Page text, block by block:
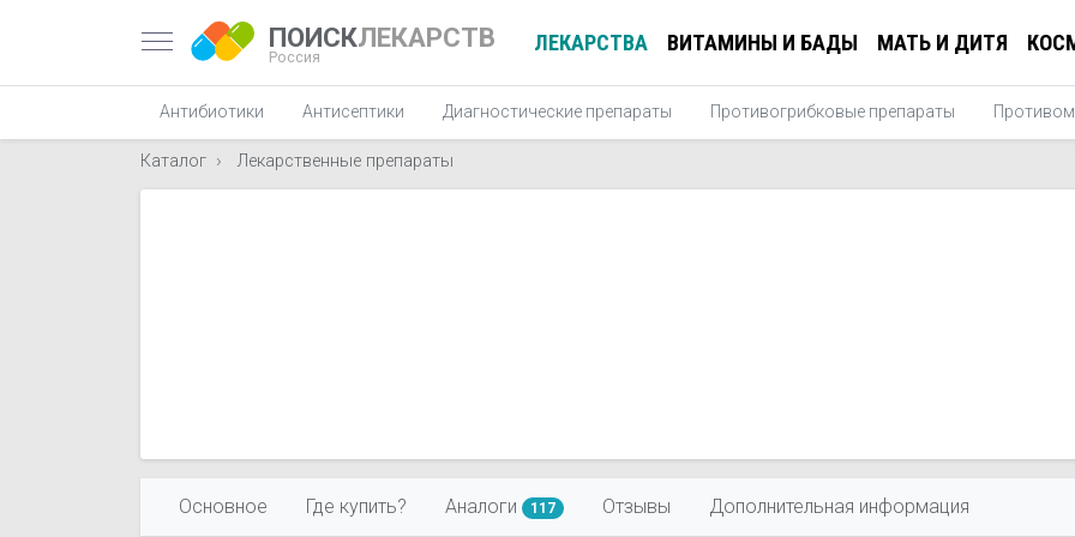
ПОИСКЛЕКАРСТВ
Россия
ЛЕКАРСТВА ВИТАМИНЫ И БАДЫ МАТЬ И ДИТЯ
Антибиотики Антисептики Диагностические препараты Противогрибковые препараты
Каталог Лекарственные препараты
Основное Где купить? Аналоги 117 Отзывы Дополнительная информация